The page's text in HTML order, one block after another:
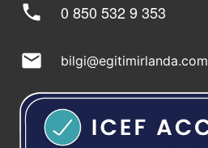
phone 0 850 532 9 353
mail bilgi@egitimirlanda.com